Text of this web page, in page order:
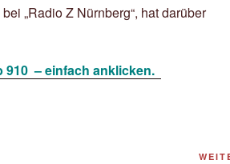
„Radio Z Nürnberg“, hat darüber
910 – einfach anklicken.